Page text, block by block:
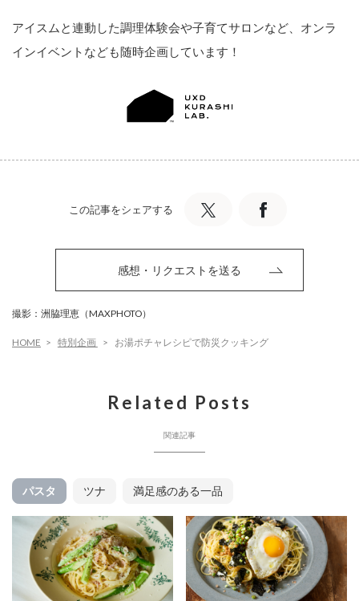
アイスムと連動した調理体験会や子育てサロンなど、オンラ
インイベントなども随時企画しています！
この記事をシェアする
感想・リクエストを送る
撮影：洲脇理恵（MAXPHOTO）
HOME 特別企画 お湯ポチャレシピで防災クッキング
Related Posts
関連記事
パスタ ツナ 満足感のある一品